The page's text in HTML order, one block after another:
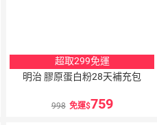
超取299免運
明治 膠原蛋白粉28天補充包
998 免運 759